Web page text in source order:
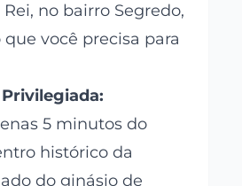
Rei, no bairro Segredo,
você precisa para
5 minutos do
histórico da
do ginásio de